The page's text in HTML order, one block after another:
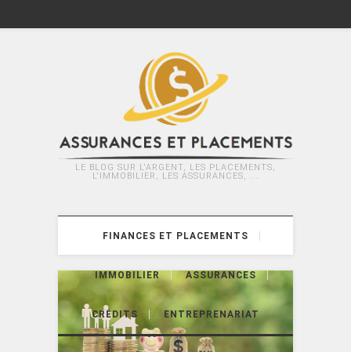
LE BLOG SUR L'ARGENT, LES PLACEMENTS,
L'IMMOBILIER, LES ASSURANCES, ...
FINANCES ET PLACEMENTS
IMMOBILIER ASSURANCES
CRÉDITS ENTREPRENARIAT